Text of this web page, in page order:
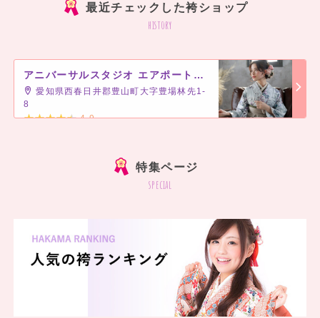
最近チェックした袴ショップ
history
アニバーサルスタジオ エアポートウォーク名古屋
愛知県西春日井郡豊山町大字豊場林先1-
8
4.9
特集ページ
special